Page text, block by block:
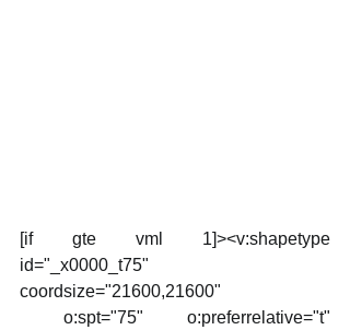
[if gte vml 1]><v:shapetype
id="_x0000_t75"
coordsize="21600,21600"